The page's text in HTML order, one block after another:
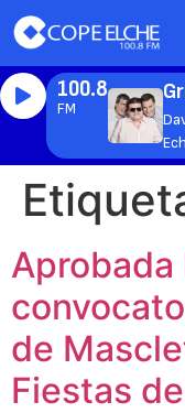
100.8
FM
Aprobada
de
Fiestas